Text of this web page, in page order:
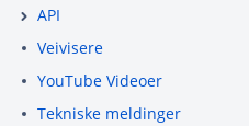
API
Veivisere
YouTube Videoer
Tekniske meldinger